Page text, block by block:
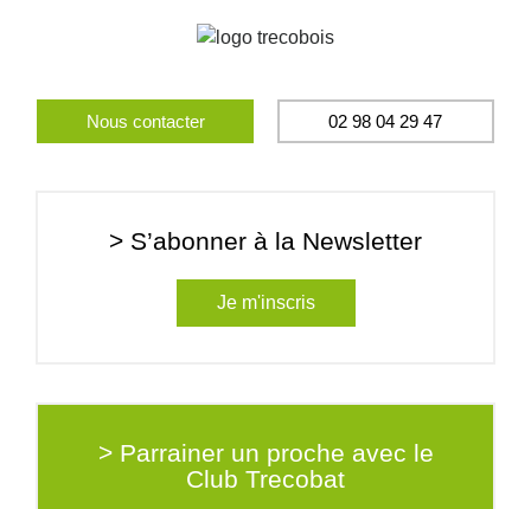
Nous contacter 02 98 04 29 47
> S’abonner à la Newsletter
Je m'inscris
> Parrainer un proche avec le
Club Trecobat